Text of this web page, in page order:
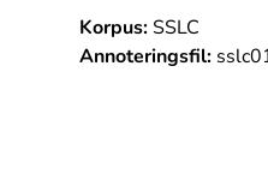
Korpus:SSLC
Annoteringsfil: